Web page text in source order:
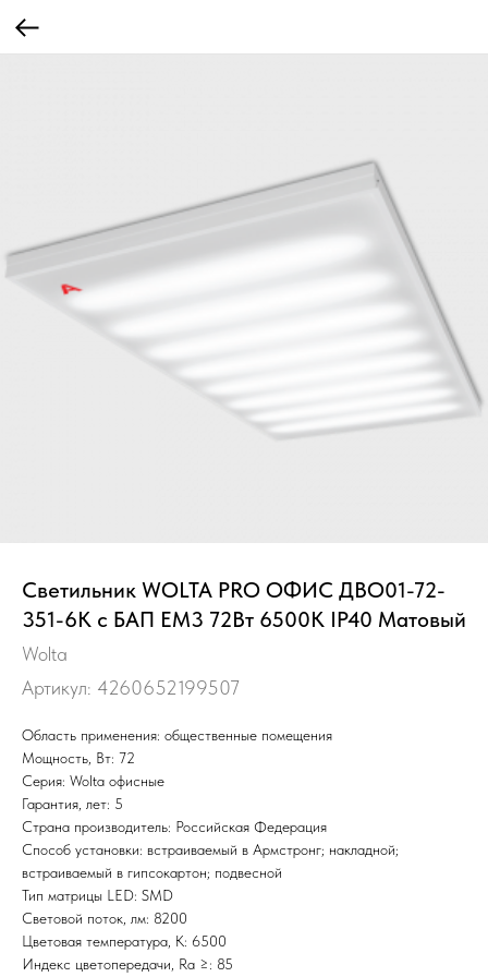
Светильник WOLTA PRO ОФИС ДВО01-72-
351-6К с БАП EM3 72Вт 6500К IP40 Матовый
Wolta
Артикул: 4260652199507
Область применения: общественные помещения
Мощность, Вт: 72
Серия: Wolta офисные
Гарантия, лет: 5
Страна производитель: Российская Федерация
Способ установки: встраиваемый в Армстронг; накладной;
встраиваемый в гипсокартон; подвесной
Тип матрицы LED: SMD
Световой поток, лм: 8200
Цветовая температура, К: 6500
Индекс цветопередачи, Ra ≥: 85